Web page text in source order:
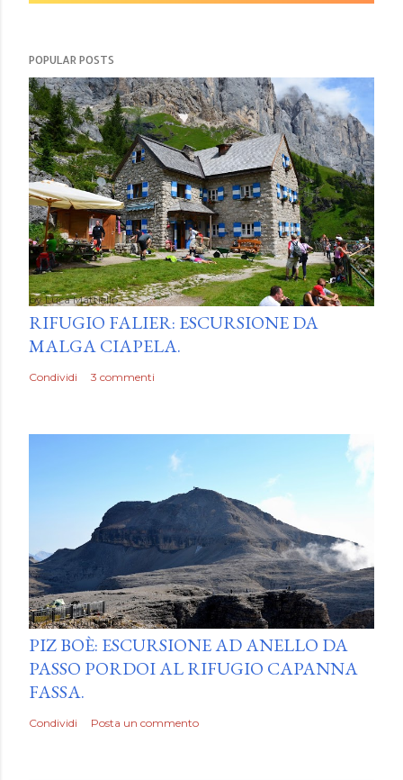
POPULAR POSTS
byLuca Mattiello
RIFUGIO FALIER: ESCURSIONE DA
MALGA CIAPELA.
Condividi 3 commenti
byLuca Mattiello
PIZ BOÈ: ESCURSIONE AD ANELLO DA
PASSO PORDOI AL RIFUGIO CAPANNA
FASSA.
Condividi Posta un commento